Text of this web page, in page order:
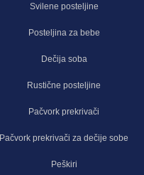
Svilene posteljine
Posteljina za bebe
Dečija soba
Rustične posteljine
Pačvork prekrivači
Pačvork prekrivači za dečije sobe
Peškiri